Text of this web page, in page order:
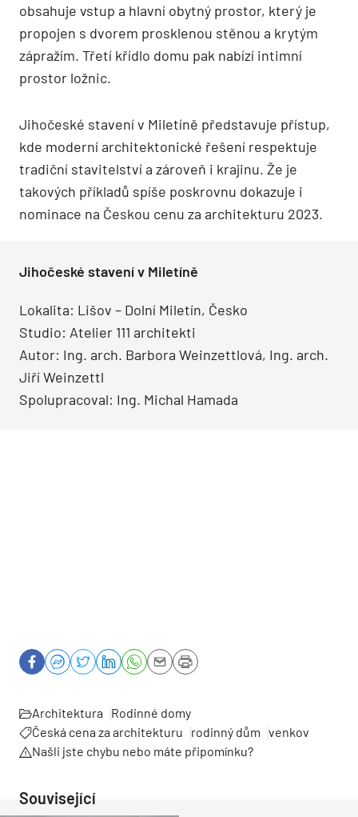
obsahuje vstup a hlavní obytný prostor, který je
propojen s dvorem prosklenou stěnou a krytým
zápražím. Třetí křídlo domu pak nabízí intimní
prostor ložnic.
Jihočeské stavení v Miletíně představuje přístup,
kde moderní architektonické řešení respektuje
tradiční stavitelství a zároveň i krajinu. Že je
takových příkladů spíše poskrovnu dokazuje i
nominace na Českou cenu za architekturu 2023.
Jihočeské stavení v Miletíně
Lokalita: Lišov – Dolní Miletín, Česko
Studio: Atelier 111 architekti
Autor: Ing. arch. Barbora Weinzettlová, Ing. arch.
Jiří Weinzettl
Spolupracoval: Ing. Michal Hamada
Architektura
Rodinné domy
Česká cena za architekturu
rodinný dům venkov
Našli jste chybu nebo máte připomínku?
Související